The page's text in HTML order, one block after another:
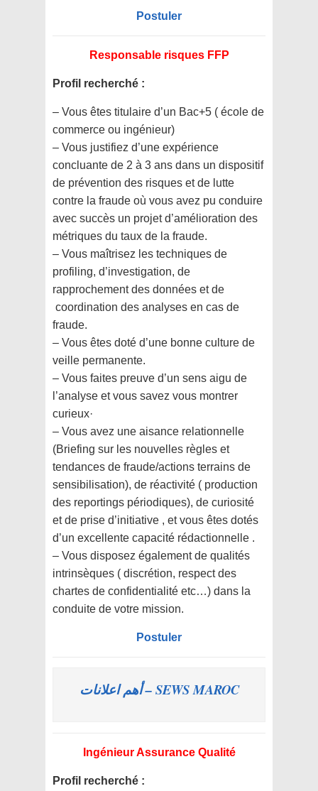
Postuler
Responsable risques FFP
Profil recherché :
– Vous êtes titulaire d’un Bac+5 ( école de
commerce ou ingénieur)
– Vous justifiez d’une expérience
concluante de 2 à 3 ans dans un dispositif
de prévention des risques et de lutte
contre la fraude où vous avez pu conduire
avec succès un projet d’amélioration des
métriques du taux de la fraude.
– Vous maîtrisez les techniques de
profiling, d’investigation, de
rapprochement des données et de
coordination des analyses en cas de
fraude.
– Vous êtes doté d’une bonne culture de
veille permanente.
– Vous faites preuve d’un sens aigu de
l’analyse et vous savez vous montrer
curieux·
– Vous avez une aisance relationnelle
(Briefing sur les nouvelles règles et
tendances de fraude/actions terrains de
sensibilisation), de réactivité ( production
des reportings périodiques), de curiosité
et de prise d’initiative , et vous êtes dotés
d’un excellente capacité rédactionnelle .
– Vous disposez également de qualités
intrinsèques ( discrétion, respect des
chartes de confidentialité etc…) dans la
conduite de votre mission.
Postuler
SEWS MAROC – أهم اعلانات
Ingénieur Assurance Qualité
Profil recherché :